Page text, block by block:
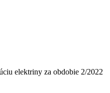
elektriny za obdobie 2/2022